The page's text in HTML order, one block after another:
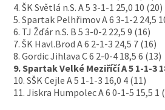
4. ŠK Světlá n.S. A 5 3-1-1 25,0 10 (20)
5. Spartak Pelhřimov A 6 3-1-2 24,5
6. TJ Žďár n.S. B 5 3-0-2 22,5 9 (16)
7. ŠK Havl.Brod A 6 2-1-3 24,5 7 (16)
8. Gordic Jihlava C 6 2-0-4 18,5 6 (13)
9. Spartak Velké Meziříčí A 5 1-1-3
10. SŠK Cejle A 5 1-1-3 16,0 4 (11)
11. Jiskra Humpolec A 6 0-1-5 15,5 1